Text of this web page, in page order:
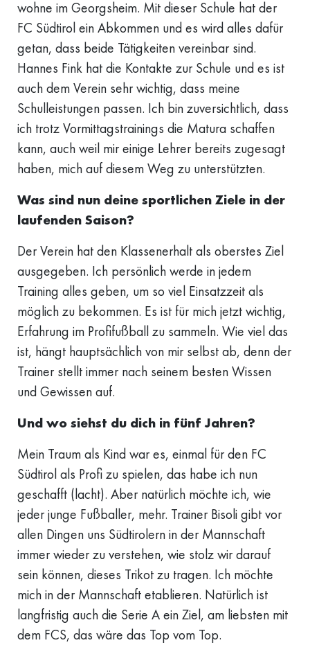
wohne im Georgsheim. Mit dieser Schule hat der
FC Südtirol ein Abkommen und es wird alles dafür
getan, dass beide Tätigkeiten vereinbar sind.
Hannes Fink hat die Kontakte zur Schule und es ist
auch dem Verein sehr wichtig, dass meine
Schulleistungen passen. Ich bin zuversichtlich, dass
ich trotz Vormittagstrainings die Matura schaffen
kann, auch weil mir einige Lehrer bereits zugesagt
haben, mich auf diesem Weg zu unterstützten.
Was sind nun deine sportlichen Ziele in der
laufenden Saison?
Der Verein hat den Klassenerhalt als oberstes Ziel
ausgegeben. Ich persönlich werde in jedem
Training alles geben, um so viel Einsatzzeit als
möglich zu bekommen. Es ist für mich jetzt wichtig,
Erfahrung im Profifußball zu sammeln. Wie viel das
ist, hängt hauptsächlich von mir selbst ab, denn der
Trainer stellt immer nach seinem besten Wissen
und Gewissen auf.
Und wo siehst du dich in fünf Jahren?
Mein Traum als Kind war es, einmal für den FC
Südtirol als Profi zu spielen, das habe ich nun
geschafft (lacht). Aber natürlich möchte ich, wie
jeder junge Fußballer, mehr. Trainer Bisoli gibt vor
allen Dingen uns Südtirolern in der Mannschaft
immer wieder zu verstehen, wie stolz wir darauf
sein können, dieses Trikot zu tragen. Ich möchte
mich in der Mannschaft etablieren. Natürlich ist
langfristig auch die Serie A ein Ziel, am liebsten mit
dem FCS, das wäre das Top vom Top.